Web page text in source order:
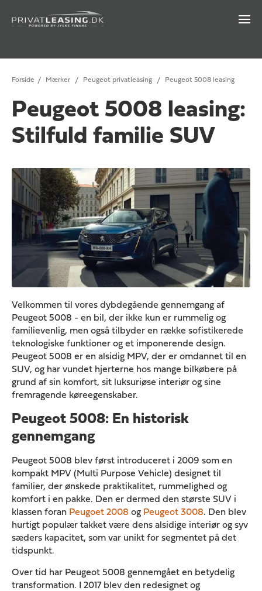
Forside / Mærker / Peugeot privatleasing / Peugeot 5008 leasing
Peugeot 5008 leasing:
Stilfuld familie SUV
Velkommen til vores dybdegående gennemgang af
Peugeot 5008 - en bil, der ikke kun er rummelig og
familievenlig, men også tilbyder en række sofistikerede
teknologiske funktioner og et imponerende design.
Peugeot 5008 er en alsidig MPV, der er omdannet til en
SUV, og har vundet hjerterne hos mange bilkøbere på
grund af sin komfort, sit luksuriøse interiør og sine
fremragende køreegenskaber.
Peugeot 5008: En historisk
gennemgang
Peugeot 5008 blev først introduceret i 2009 som en
kompakt MPV (Multi Purpose Vehicle) designet til
familier, der ønskede praktikalitet, rummelighed og
komfort i en pakke. Den er dermed den største SUV i
klassen foran Peugoet 2008 og Peugeot 3008. Den blev
hurtigt populær takket være dens alsidige interiør og syv
sæders kapacitet, som var unikt for segmentet på det
tidspunkt.
Over tid har Peugeot 5008 gennemgået en betydelig
transformation. I 2017 blev den redesignet og